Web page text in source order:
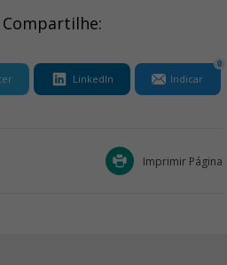
LinkedIn Indicar
0
Imprimir Página